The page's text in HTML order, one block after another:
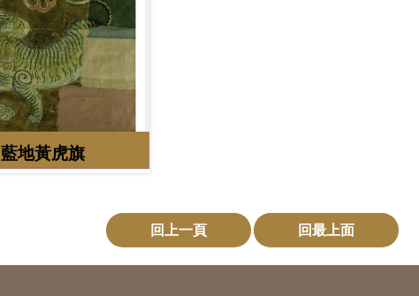
藍地黃虎旗
回上一頁 回最上面